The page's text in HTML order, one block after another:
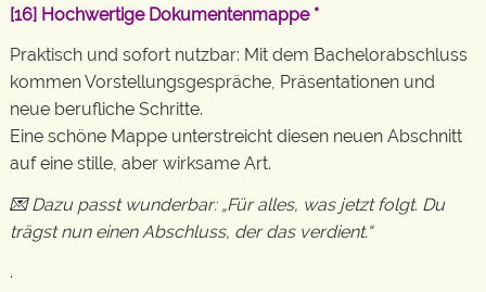
[16] Hochwertige Dokumentenmappe*
Praktisch und sofort nutzbar: Mit dem Bachelorabschluss
kommen Vorstellungsgespräche, Präsentationen und
neue berufliche Schritte.
Eine schöne Mappe unterstreicht diesen neuen Abschnitt
auf eine stille, aber wirksame Art.
💌 Dazu passt wunderbar: „Für alles, was jetzt folgt. Du
trägst nun einen Abschluss, der das verdient.“
.